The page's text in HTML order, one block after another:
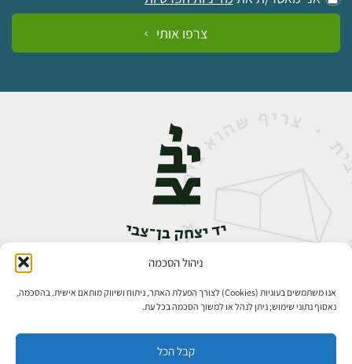
ניהול הסכמה
אנו משתמשים בעוגיות (Cookies) לצורך הפעלת האתר, ניתוח ושיווק מותאם אישית. בהסכמה,
נאסוף נתוני שימוש; ניתן לנהל או למשוך הסכמה בכל עת.
קבל הכל
צרפו אותי
אבן גבירול 14, רחביה, ירושלים